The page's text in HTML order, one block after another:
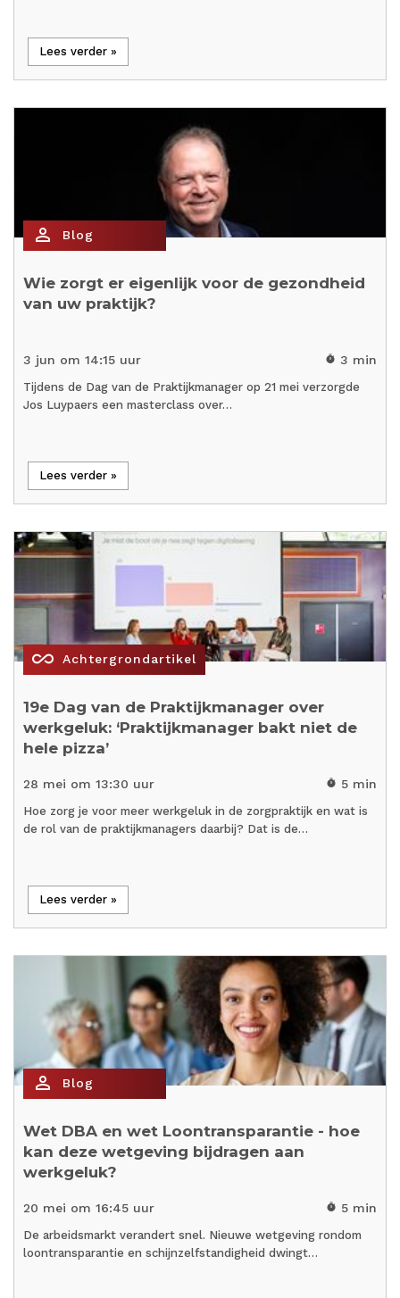
Lees verder »
person_outline Blog
Wie zorgt er eigenlijk voor de gezondheid
van uw praktijk?
3 jun om 14:15 uur timer 3 min
Tijdens de Dag van de Praktijkmanager op 21 mei verzorgde
Jos Luypaers een masterclass over…
Lees verder »
all_inclusive Achtergrondartikel
19e Dag van de Praktijkmanager over
werkgeluk: ‘Praktijkmanager bakt niet de
hele pizza’
28 mei om 13:30 uur timer 5 min
Hoe zorg je voor meer werkgeluk in de zorgpraktijk en wat is
de rol van de praktijkmanagers daarbij? Dat is de…
Lees verder »
person_outline Blog
Wet DBA en wet Loontransparantie - hoe
kan deze wetgeving bijdragen aan
werkgeluk?
20 mei om 16:45 uur timer 5 min
De arbeidsmarkt verandert snel. Nieuwe wetgeving rondom
loontransparantie en schijnzelfstandigheid dwingt…